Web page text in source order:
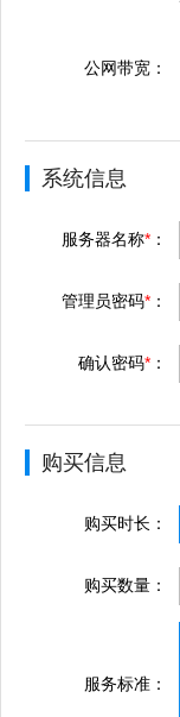
公网带宽：
系统信息
服务器名称* ：
管理员密码* ：
确认密码* ：
购买信息
购买时长：
购买数量：
服务标准：